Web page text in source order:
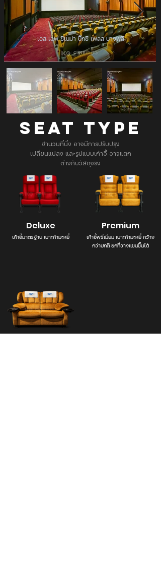
เอส เอฟ ซีเนม่า บิ๊กซี เพลส บางพลี
SEAT TYPE
จำนวนที่นั่ง อาจมีการปรับปรุง
เปลี่ยนแปลง และรูปแบบเก้าอี้ อาจแตก
ต่างกับวัสดุจริง
Deluxe
เก้าอี้มาตรฐาน เบาะกำมะหยี่
Premium
เก้าอี้พรีเมียม เบาะกำมะหยี่ กว้าง
กว่าปกติ ยกที่วางแขนขึ้นได้